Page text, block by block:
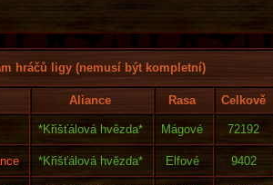
hráčů ligy (nemusí být kompletní)
Aliance Rasa Celkově
*Křišťálová hvězda* Mágové 72192
*Křišťálová hvězda* Elfové 9402